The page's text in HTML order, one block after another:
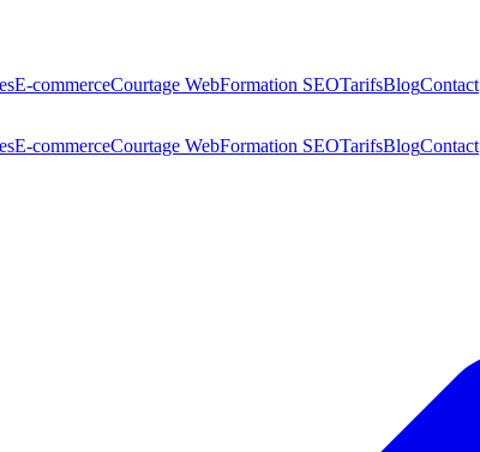
E-commerceCourtage WebFormation SEOTarifsBlogContact
E-commerceCourtage WebFormation SEOTarifsBlogContact